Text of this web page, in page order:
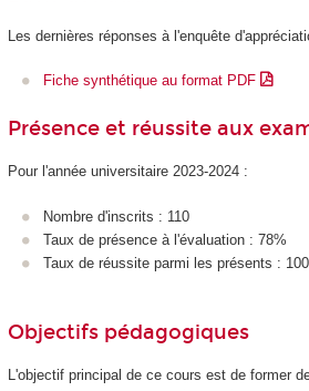
Les dernières réponses à l'enquête
Fiche synthétique au format PDF
Présence et réussite aux
Pour l'année universitaire 2023-2024 :
Nombre d'inscrits : 110
Taux de présence à l'évaluation : 78%
Taux de réussite parmi les présents :
Objectifs pédagogiques
L'objectif principal de ce cours est de former